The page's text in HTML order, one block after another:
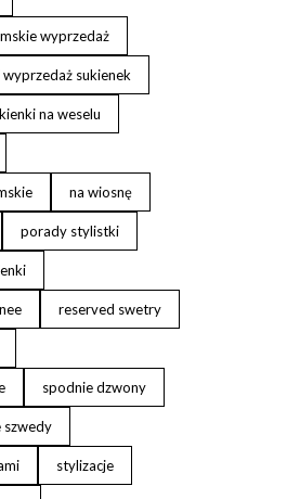
wyprzedaż
sukienek
na weselu
na wiosnę
porady stylistki
reserved swetry
spodnie dzwony
szwedy
stylizacje